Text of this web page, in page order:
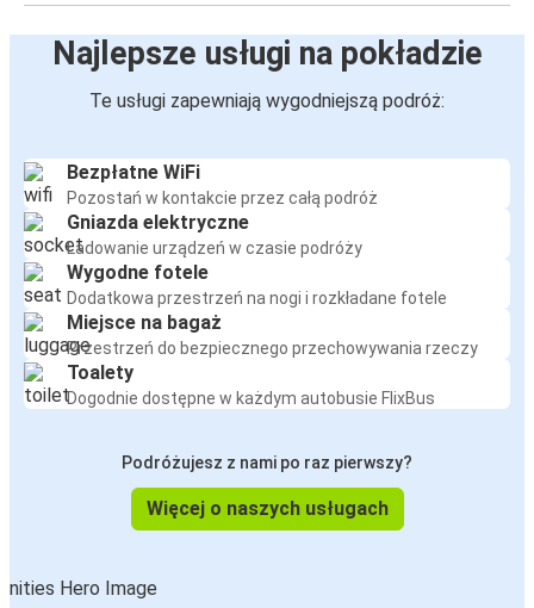
Najlepsze usługi na pokładzie
Te usługi zapewniają wygodniejszą podróż:
Bezpłatne WiFi
Pozostań w kontakcie przez całą podróż
Gniazda elektryczne
Ładowanie urządzeń w czasie podróży
Wygodne fotele
Dodatkowa przestrzeń na nogi i rozkładane fotele
Miejsce na bagaż
Przestrzeń do bezpiecznego przechowywania rzeczy
Toalety
Dogodnie dostępne w każdym autobusie FlixBus
Podróżujesz z nami po raz pierwszy?
Więcej o naszych usługach